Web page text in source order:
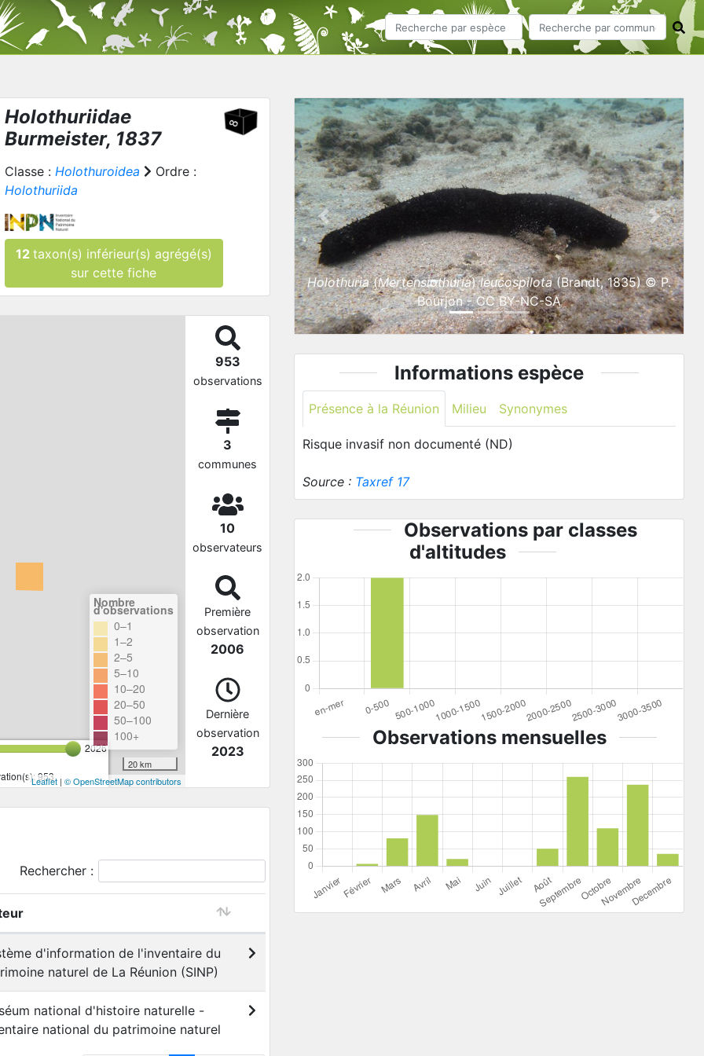
Holothuriidae
Burmeister, 1837
Classe : Holothuroidea
Ordre :
Holothuriida
12 taxon(s) inférieur(s) agrégé(s)
sur cette fiche
2026
953
Nombre
d'observations
0–1
1–2
2–5
5–10
10–20
20–50
50–100
100+
20 km
Leaflet| © OpenStreetMap contributors
953
observations
3
communes
10
observateurs
Première
observation
2006
Dernière
observation
2023
Rechercher :
d'information de l'inventaire du
naturel de La Réunion (SINP)
national d'histoire naturelle -
national du patrimoine naturel
Holothuria(Mertensiothuria)leucospilota(Brandt, 1835) © P.
Bourjon - CC BY-NC-SA
Previous Next
Informations espèce
Présence à la Réunion Milieu Synonymes
Risque invasif non documenté (ND)
Source : Taxref 17
Observations par classes
d'altitudes
Observations mensuelles